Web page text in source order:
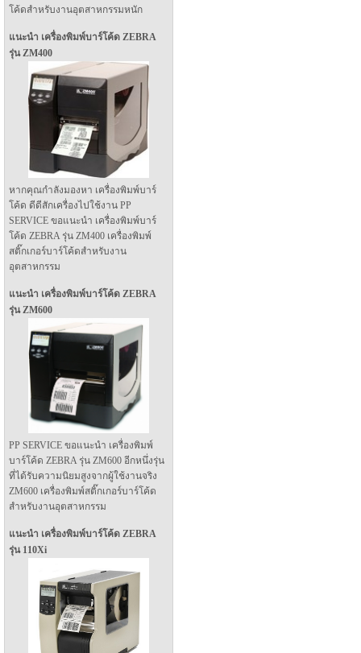
โค้ดสำหรับงานอุตสาหกรรมหนัก
แนะนำ เครื่องพิมพ์บาร์โค้ด ZEBRA
รุ่น ZM400
หากคุณกำลังมองหา เครื่องพิมพ์บาร์
โค้ด ดีดีสักเครื่องไปใช้งาน PP
SERVICE ขอแนะนำ เครื่องพิมพ์บาร์
โค้ด ZEBRA รุ่น ZM400 เครื่องพิมพ์
สติ๊กเกอร์บาร์โค้ดสำหรับงาน
อุตสาหกรรม
แนะนำ เครื่องพิมพ์บาร์โค้ด ZEBRA
รุ่น ZM600
PP SERVICE ขอแนะนำ เครื่องพิมพ์
บาร์โค้ด ZEBRA รุ่น ZM600 อีกหนึ่งรุ่น
ที่ได้รับความนิยมสูงจากผู้ใช้งานจริง
ZM600 เครื่องพิมพ์สติ๊กเกอร์บาร์โค้ด
สำหรับงานอุตสาหกรรม
แนะนำ เครื่องพิมพ์บาร์โค้ด ZEBRA
รุ่น 110Xi